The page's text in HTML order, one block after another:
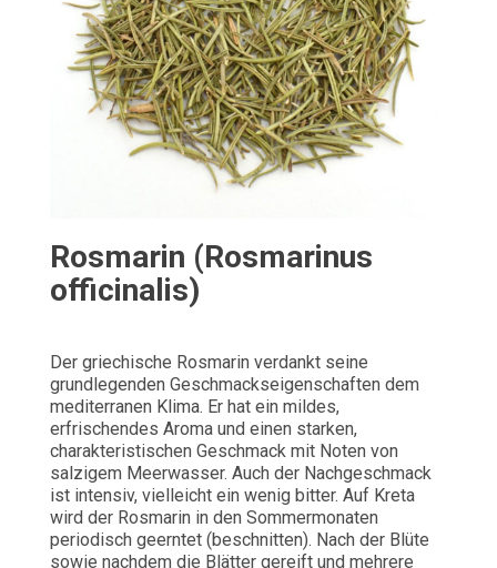
Rosmarin (Rosmarinus
officinalis)
Der griechische Rosmarin verdankt seine
grundlegenden Geschmackseigenschaften dem
mediterranen Klima. Er hat ein mildes,
erfrischendes Aroma und einen starken,
charakteristischen Geschmack mit Noten von
salzigem Meerwasser. Auch der Nachgeschmack
ist intensiv, vielleicht ein wenig bitter. Auf Kreta
wird der Rosmarin in den Sommermonaten
periodisch geerntet (beschnitten). Nach der Blüte
sowie nachdem die Blätter gereift und mehrere